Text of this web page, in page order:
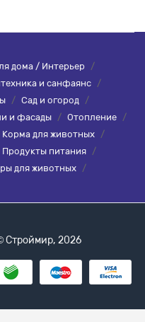
дома / Интерьер /
и санфаянс /
/ Сад и огород
/
и фасады / Отопление
/
Корма для животных /
Продукты питания /
для животных /
Строймир, 2026